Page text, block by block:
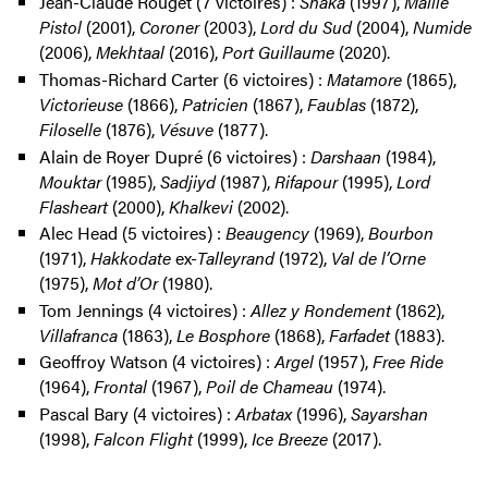
Pistol(2001), Coroner(2003),Lord du Sud(2004),Numide
(2006),Mekhtaal (2016),Port Guillaume (2020).
Thomas-Richard Carter (6 victoires) : Matamore (1865),
Victorieuse (1866),Patricien (1867),Faublas(1872),
Filoselle(1876), Vésuve(1877).
Alain de Royer Dupré (6 victoires) : Darshaan (1984),
Mouktar(1985),Sadjiyd(1987),Rifapour(1995),Lord
Flasheart(2000),Khalkevi (2002).
Alec Head (5 victoires) : Beaugency (1969),Bourbon
(1971),Hakkodateex-Talleyrand(1972),Val de l’Orne
(1975),Mot d’Or(1980).
Tom Jennings (4 victoires) :Allez y Rondement(1862),
Villafranca(1863),Le Bosphore (1868),Farfadet(1883).
Geoffroy Watson (4 victoires) :Argel(1957),Free Ride
(1964),Frontal(1967),Poil de Chameau(1974).
Pascal Bary (4 victoires) :Arbatax(1996),Sayarshan
(1998),Falcon Flight(1999),Ice Breeze (2017).